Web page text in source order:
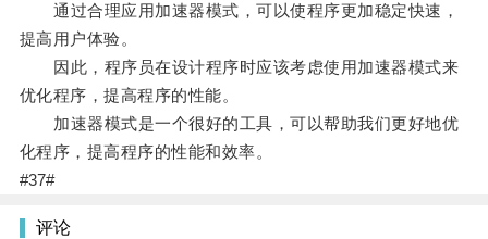
通过合理应用加速器模式，可以使程序更加稳定快速，
提高用户体验。
因此，程序员在设计程序时应该考虑使用加速器模式来
优化程序，提高程序的性能。
加速器模式是一个很好的工具，可以帮助我们更好地优
化程序，提高程序的性能和效率。
#37#
评论